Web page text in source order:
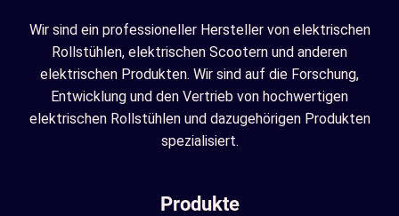
Wir sind ein professioneller Hersteller von elektrischen
Rollstühlen, elektrischen Scootern und anderen
elektrischen Produkten. Wir sind auf die Forschung,
Entwicklung und den Vertrieb von hochwertigen
elektrischen Rollstühlen und dazugehörigen Produkten
spezialisiert.
Produkte